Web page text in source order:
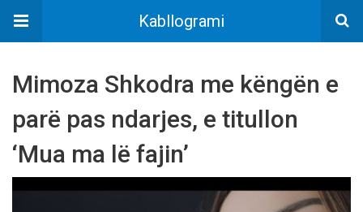
Kabllogrami
Mimoza Shkodra me kёngёn e
parё pas ndarjes, e titullon
‘Mua ma lё fajin’